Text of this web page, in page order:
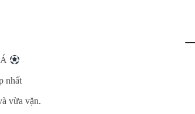
nhất
vừa vặn.